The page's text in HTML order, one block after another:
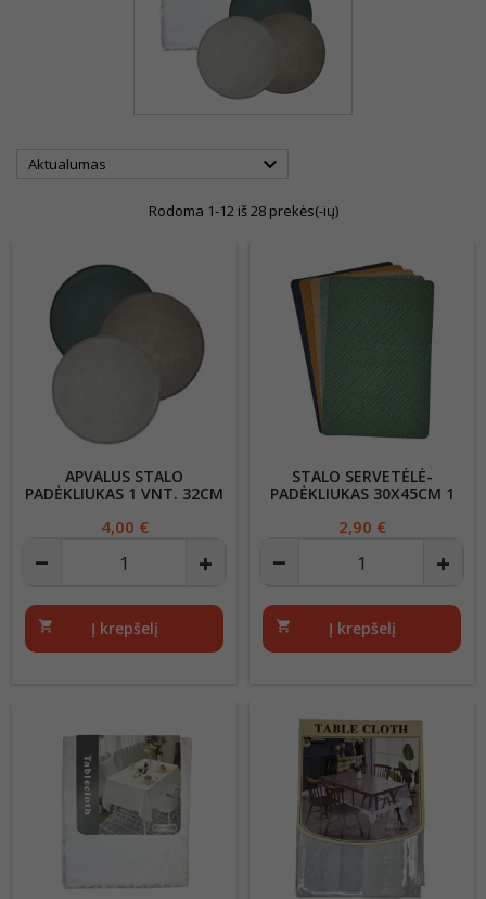
Aktualumas 
Rodoma 1-12 iš 28 prekės(-ių)
APVALUS STALO
PADĖKLIUKAS 1 VNT. 32CM
Kaina
4,00 €
shopping_cart Į krepšelį
STALO SERVETĖLĖ-
PADĖKLIUKAS 30X45CM 1
Kaina
2,90 €
shopping_cart Į krepšelį